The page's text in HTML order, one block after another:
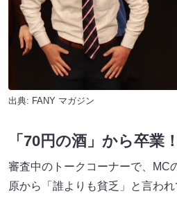
出典: FANY マガジン
「70円の酒」から卒業
審査中のトークコーナーで、MC
原から「誰よりも貧乏」と言われ